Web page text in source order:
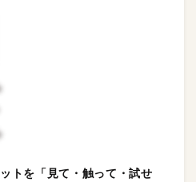
トを「見て・触って・試せ